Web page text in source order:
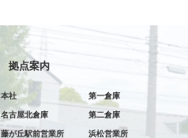
拠点案内
本社 第一倉庫
名古屋北倉庫 第二倉庫
藤が丘駅前営業所 浜松営業所